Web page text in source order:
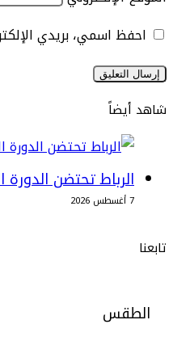
احفظ اسمي، بريدي
شاهد أيضاً
الرباط تحتضن
7 أغسطس 2026
تابعنا
الطقس